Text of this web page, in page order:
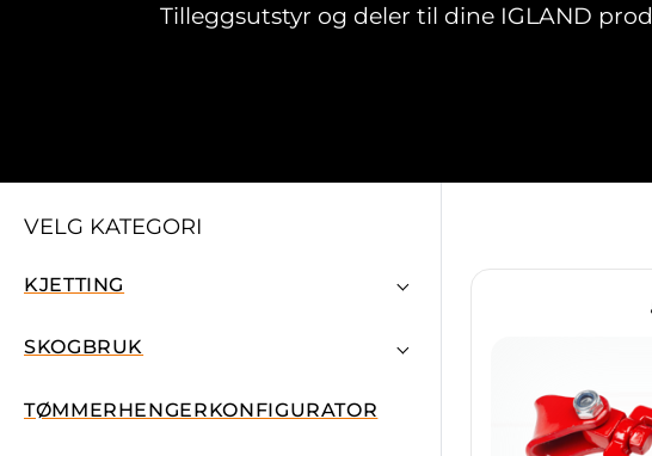
Tilleggsutstyr og deler til dine IGLAND
VELG KATEGORI
KJETTING
SKOGBRUK
TØMMERHENGERKONFIGURATOR